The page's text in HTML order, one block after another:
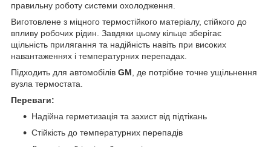
правильну роботу системи охолодження.
Виготовлене з міцного термостійкого матеріалу, стійкого до
впливу робочих рідин. Завдяки цьому кільце зберігає
щільність прилягання та надійність навіть при високих
навантаженнях і температурних перепадах.
Підходить для автомобілів GM, де потрібне точне ущільнення
вузла термостата.
Переваги:
Надійна герметизація та захист від підтікань
Стійкість до температурних перепадів